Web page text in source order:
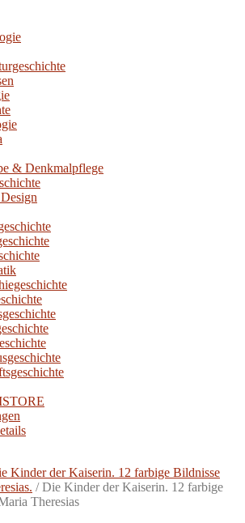
& Denkmalpflege
Kinder der Kaiserin. 12 farbige Bildnisse
/Die Kinder der Kaiserin. 12 farbige
Theresias